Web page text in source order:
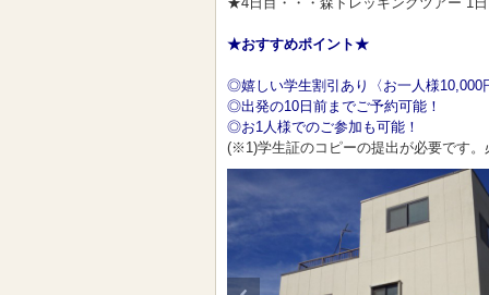
★おすすめポイント★
◎嬉しい学生割引あり〈お一人様
◎出発の10日前までご予約可能！
◎お1人様でのご参加も可能！
(※1)学生証のコピーの提出が必要です